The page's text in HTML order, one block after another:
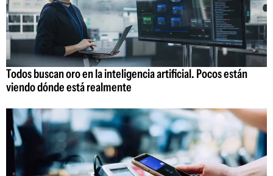
Todos buscan oro en la inteligencia artificial. Pocos están
viendo dónde está realmente